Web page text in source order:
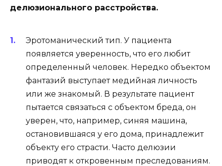
делюзионального расстройства.
Эротоманический тип. У пациента
появляется уверенность, что его любит
определенный человек. Нередко объектом
фантазий выступает медийная личность
или же знакомый. В результате пациент
пытается связаться с объектом бреда, он
уверен, что, например, синяя машина,
остановившаяся у его дома, принадлежит
объекту его страсти. Часто делюзии
приводят к откровенным преследованиям.